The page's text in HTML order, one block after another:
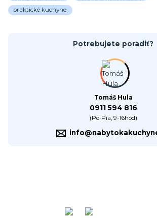
praktické kuchyne
Potrebujete poradiť?
Tomáš Hula
0911 594 816
(Po-Pia, 9-16hod)